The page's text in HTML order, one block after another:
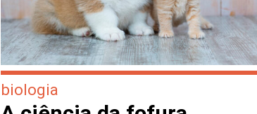
biologia